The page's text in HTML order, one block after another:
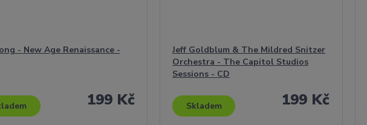
- New Age Renaissance -
199 Kč
Jeff Goldblum & The Mildred Snitzer
Orchestra - The Capitol Studios
Sessions - CD
199 Kč
Skladem